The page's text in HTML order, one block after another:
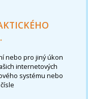
nebo pro jiný úkon
internetových
systému nebo